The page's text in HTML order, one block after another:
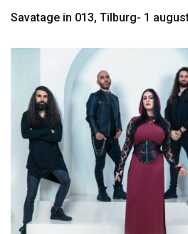
Savatage in 013, Tilburg- 1